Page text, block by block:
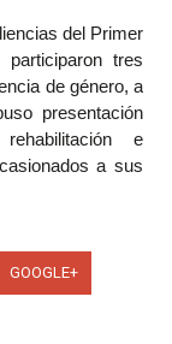
del Primer
tres
de género, a
presentación
e
a sus
GOOGLE+